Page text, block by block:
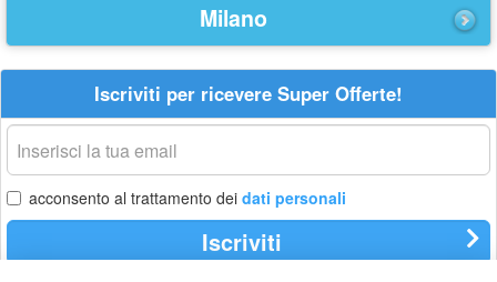
Milano
Iscriviti per ricevere Super Offerte!
La
tua
email
acconsento al trattamento dei dati personali
Iscriviti